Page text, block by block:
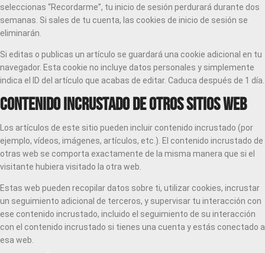
seleccionas “Recordarme”, tu inicio de sesión perdurará durante dos
semanas. Si sales de tu cuenta, las cookies de inicio de sesión se
eliminarán.
Si editas o publicas un artículo se guardará una cookie adicional en tu
navegador. Esta cookie no incluye datos personales y simplemente
indica el ID del artículo que acabas de editar. Caduca después de 1 día.
Contenido incrustado de otros sitios web
Los artículos de este sitio pueden incluir contenido incrustado (por
ejemplo, vídeos, imágenes, artículos, etc.). El contenido incrustado de
otras web se comporta exactamente de la misma manera que si el
visitante hubiera visitado la otra web.
Estas web pueden recopilar datos sobre ti, utilizar cookies, incrustar
un seguimiento adicional de terceros, y supervisar tu interacción con
ese contenido incrustado, incluido el seguimiento de su interacción
con el contenido incrustado si tienes una cuenta y estás conectado a
esa web.